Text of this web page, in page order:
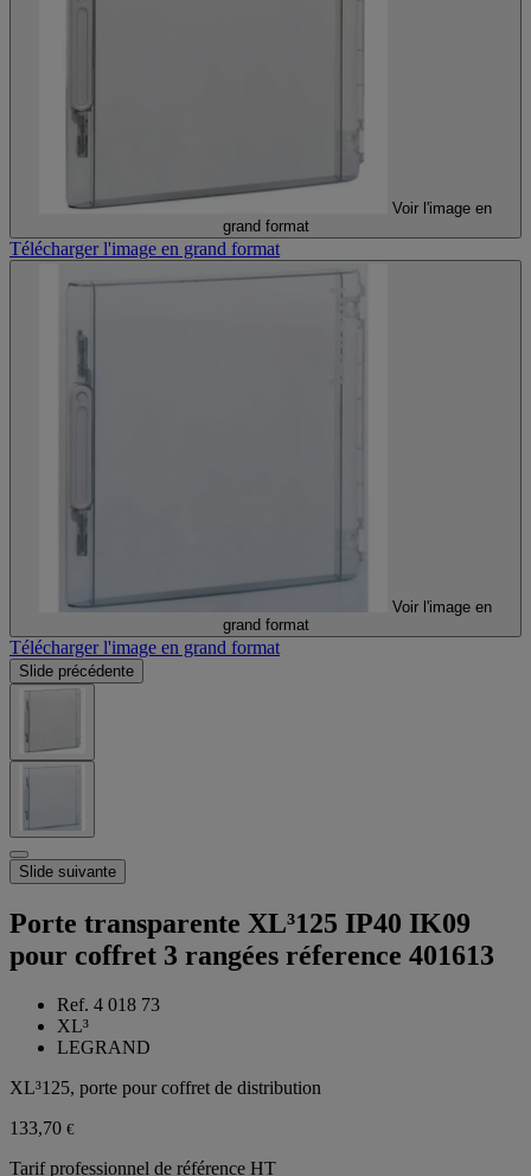
Voir l'image en
grand format
Télécharger l'image en grand format
Voir l'image en
grand format
Télécharger l'image en grand format
Slide précédente
Slide suivante
Porte transparente XL³125 IP40 IK09
pour coffret 3 rangées réference 401613
Ref. 4 018 73
XL³
LEGRAND
XL³125, porte pour coffret de distribution
133,70 €
Tarif professionnel de référence HT